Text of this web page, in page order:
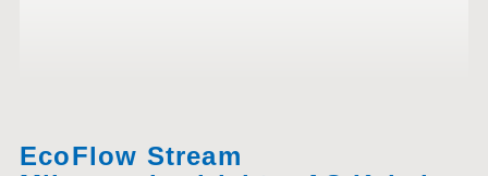
EcoFlow Stream